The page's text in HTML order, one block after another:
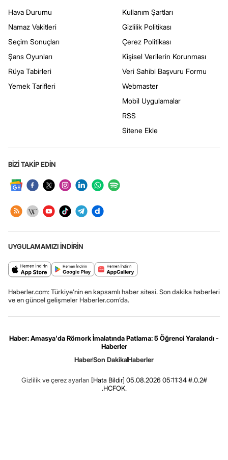
Hava Durumu
Namaz Vakitleri
Seçim Sonuçları
Şans Oyunları
Rüya Tabirleri
Yemek Tarifleri
Kullanım Şartları
Gizlilik Politikası
Çerez Politikası
Kişisel Verilerin Korunması
Veri Sahibi Başvuru Formu
Webmaster
Mobil Uygulamalar
RSS
Sitene Ekle
BİZİ TAKİP EDİN
UYGULAMAMIZI İNDİRİN
Haberler.com: Türkiye’nin en kapsamlı haber sitesi. Son dakika haberleri
ve en güncel gelişmeler Haberler.com’da.
Haber: Amasya'da Römork İmalatında Patlama: 5 Öğrenci Yaralandı -
Haberler
HaberSon DakikaHaberler
Gizlilik ve çerez ayarları [Hata Bildir] 05.08.2026 05:11:34 #.0.2#
.HCFOK.